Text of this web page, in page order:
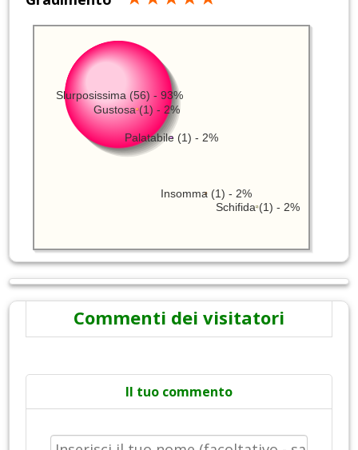
Slurposissima (56) - 93%
Schifida (1) - 2%
Insomma (1) - 2%
Palatabile (1) - 2%
Gustosa (1) - 2%
Commenti dei visitatori
Il tuo commento